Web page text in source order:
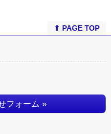
⇑ PAGE TOP
フォーム »